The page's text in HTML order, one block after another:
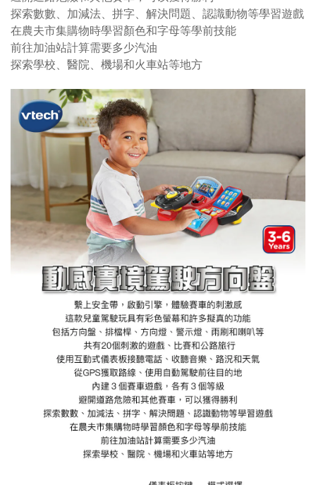
探索數數、加減法、拼字、解決問題、認識動物等學習遊戲
在農夫市集購物時學習顏色和字母等學前技能
前往加油站計算需要多少汽油
探索學校、醫院、機場和火車站等地方